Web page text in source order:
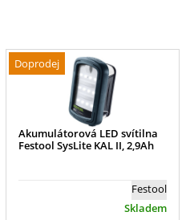
Doprodej
Akumulátorová LED svítilna
Festool SysLite KAL II, 2,9Ah
Festool
Skladem